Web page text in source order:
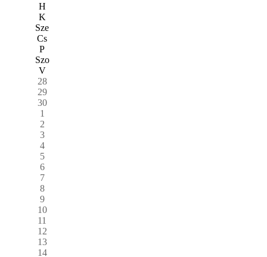
H
K
Sze
Cs
P
Szo
V
28
29
30
1
2
3
4
5
6
7
8
9
10
11
12
13
14